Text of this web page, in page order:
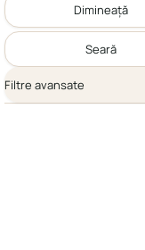
Dimineață
Seară
Filtre avansate